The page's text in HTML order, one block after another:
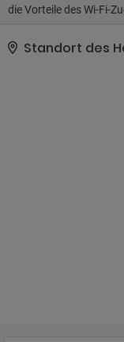
die Vorteile des Wi-Fi-
Rezeption tagsüber
Standort des